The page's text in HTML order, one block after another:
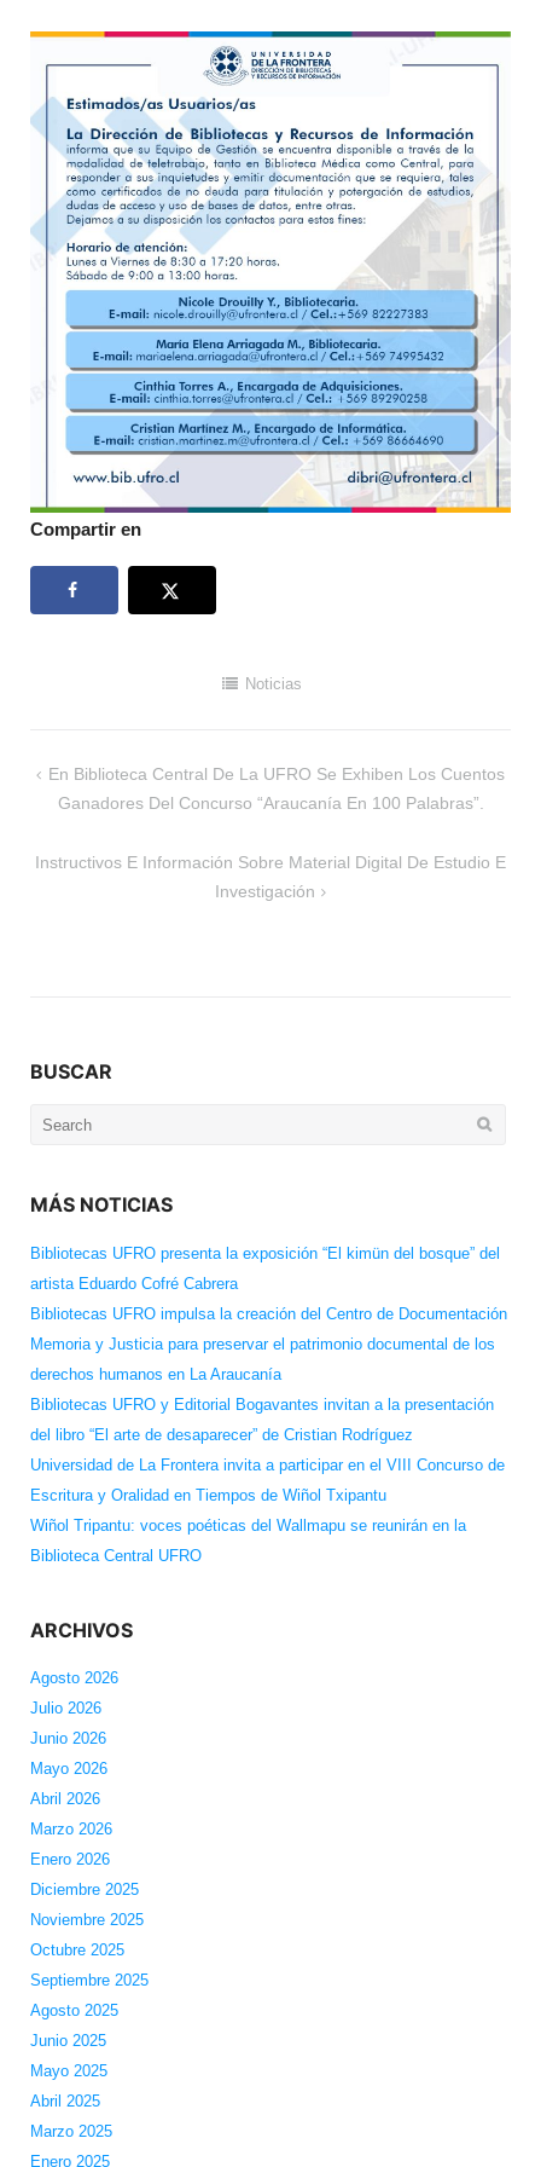
Compartir en
Noticias
Navegación
En Biblioteca Central De La UFRO Se Exhiben Los Cuentos
Ganadores Del Concurso “Araucanía En 100 Palabras”.
Instructivos E Información Sobre Material Digital De Estudio E
Investigación
BUSCAR
Search
MÁS NOTICIAS
Bibliotecas UFRO presenta la exposición “El kimün del bosque” del
artista Eduardo Cofré Cabrera
Bibliotecas UFRO impulsa la creación del Centro de Documentación
Memoria y Justicia para preservar el patrimonio documental de los
derechos humanos en La Araucanía
Bibliotecas UFRO y Editorial Bogavantes invitan a la presentación
del libro “El arte de desaparecer” de Cristian Rodríguez
Universidad de La Frontera invita a participar en el VIII Concurso de
Escritura y Oralidad en Tiempos de Wiñol Txipantu
Wiñol Tripantu: voces poéticas del Wallmapu se reunirán en la
Biblioteca Central UFRO
ARCHIVOS
Agosto 2026
Julio 2026
Junio 2026
Mayo 2026
Abril 2026
Marzo 2026
Enero 2026
Diciembre 2025
Noviembre 2025
Octubre 2025
Septiembre 2025
Agosto 2025
Junio 2025
Mayo 2025
Abril 2025
Marzo 2025
Enero 2025